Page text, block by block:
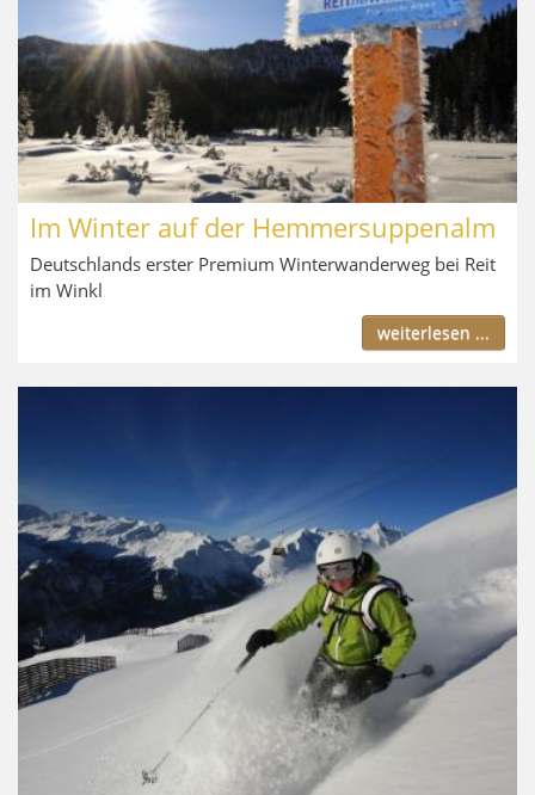
Im Winter auf der Hemmersuppenalm
Deutschlands erster Premium Winterwanderweg bei Reit
im Winkl
weiterlesen ...